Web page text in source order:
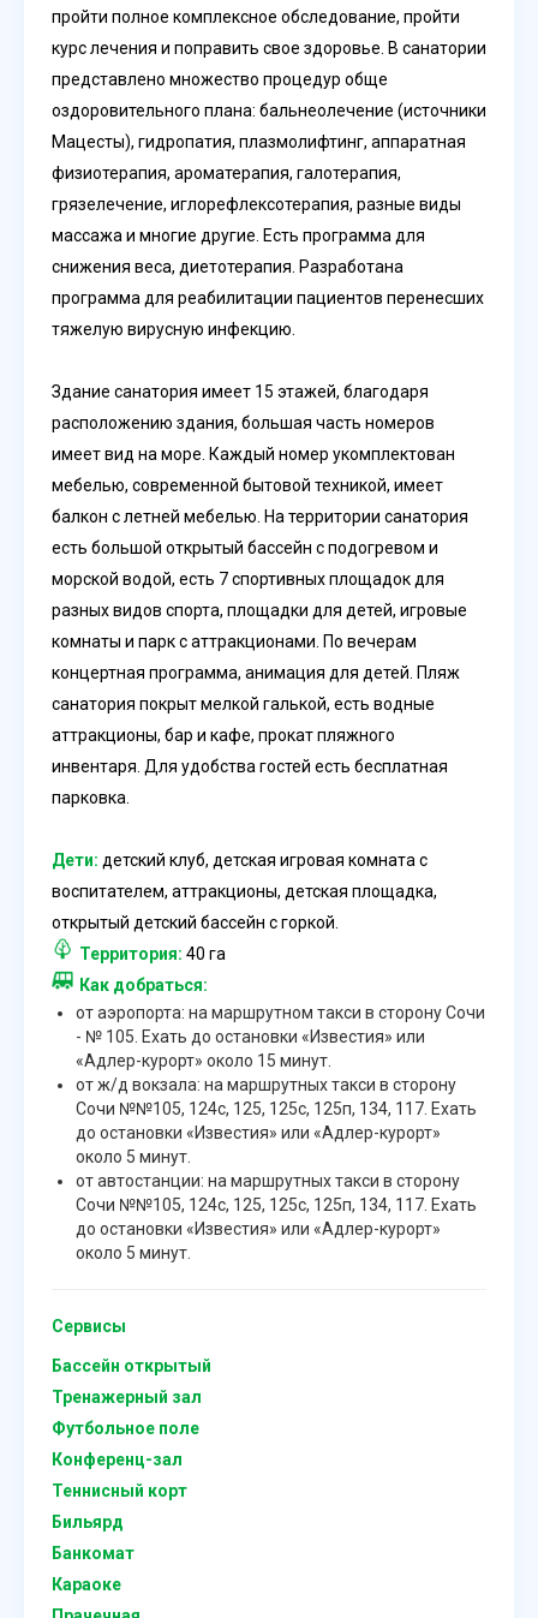
пройти полное комплексное обследование, пройти
курс лечения и поправить свое здоровье. В санатории
представлено множество процедур обще
оздоровительного плана: бальнеолечение (источники
Мацесты), гидропатия, плазмолифтинг, аппаратная
физиотерапия, ароматерапия, галотерапия,
грязелечение, иглорефлексотерапия, разные виды
массажа и многие другие. Есть программа для
снижения веса, диетотерапия. Разработана
программа для реабилитации пациентов перенесших
тяжелую вирусную инфекцию.
Здание санатория имеет 15 этажей, благодаря
расположению здания, большая часть номеров
имеет вид на море. Каждый номер укомплектован
мебелью, современной бытовой техникой, имеет
балкон с летней мебелью. На территории санатория
есть большой открытый бассейн с подогревом и
морской водой, есть 7 спортивных площадок для
разных видов спорта, площадки для детей, игровые
комнаты и парк с аттракционами. По вечерам
концертная программа, анимация для детей. Пляж
санатория покрыт мелкой галькой, есть водные
аттракционы, бар и кафе, прокат пляжного
инвентаря. Для удобства гостей есть бесплатная
парковка.
Дети: детский клуб, детская игровая комната с
воспитателем, аттракционы, детская площадка,
открытый детский бассейн с горкой.
Территория: 40 га
Как добраться:
от аэропорта: на маршрутном такси в сторону Сочи
- № 105. Ехать до остановки «Известия» или
«Адлер-курорт» около 15 минут.
от ж/д вокзала: на маршрутных такси в сторону
Сочи №№105, 124с, 125, 125с, 125п, 134, 117. Ехать
до остановки «Известия» или «Адлер-курорт»
около 5 минут.
от автостанции: на маршрутных такси в сторону
Сочи №№105, 124с, 125, 125с, 125п, 134, 117. Ехать
до остановки «Известия» или «Адлер-курорт»
около 5 минут.
Сервисы
Бассейн открытый
Тренажерный зал
Футбольное поле
Конференц-зал
Теннисный корт
Бильярд
Банкомат
Караоке